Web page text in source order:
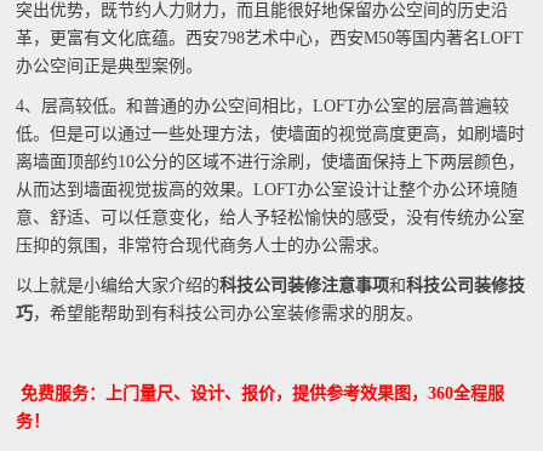
突出优势，既节约人力财力，而且能很好地保留办公空间的历史沿
革，更富有文化底蕴。西安798艺术中心，西安M50等国内著名LOFT
办公空间正是典型案例。
4、层高较低。和普通的办公空间相比，LOFT办公室的层高普遍较
低。但是可以通过一些处理方法，使墙面的视觉高度更高，如刷墙时
离墙面顶部约10公分的区域不进行涂刷，使墙面保持上下两层颜色，
从而达到墙面视觉拔高的效果。LOFT办公室设计让整个办公环境随
意、舒适、可以任意变化，给人予轻松愉快的感受，没有传统办公室
压抑的氛围，非常符合现代商务人士的办公需求。
以上就是小编给大家介绍的科技公司装修注意事项和科技公司装修技
巧，希望能帮助到有科技公司办公室装修需求的朋友。
免费服务：上门量尺、设计、报价，提供参考效果图，360全程服
务！